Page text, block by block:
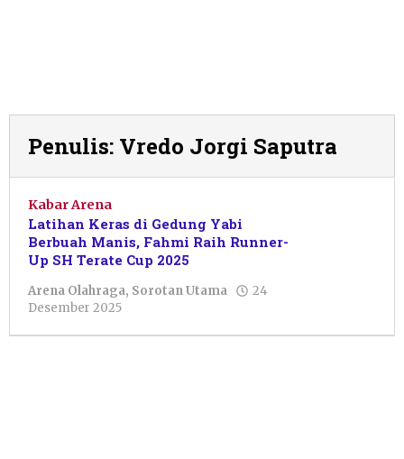
Penulis: Vredo Jorgi Saputra
Kabar Arena
Latihan Keras di Gedung Yabi
Berbuah Manis, Fahmi Raih Runner-
Up SH Terate Cup 2025
Arena Olahraga, Sorotan Utama
24
Desember 2025
Jorgi